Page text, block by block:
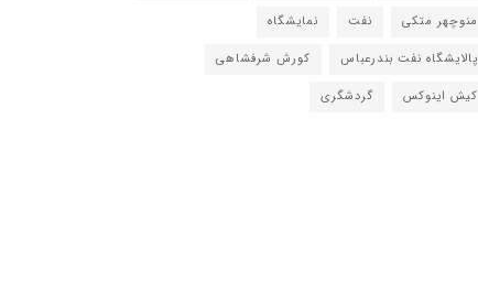
منوچهر متکی
نفت
نمایشگاه
پالایشگاه نفت بندرعباس
کورش شرفشاهی
کیش اینوکس
گردشگری